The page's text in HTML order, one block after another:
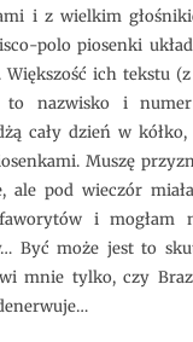
i z wielkim
polo piosenki
ich tekstu
to nazwisko i numer
cały dzień w
Muszę
ale pod wieczór
i mogłam
Być może jest to
mnie tylko, czy